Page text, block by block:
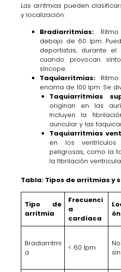
Las arritmias pueden
y localización:
Bradiarritmias:
debajo de 60 lpm.
deportistas, durante
cuando provocan
síncope.
Taquiarritmias:
encima de 100 lpm. Se
Taquiarritmias
originan en las
Incluyen la
auricular y las
Taquiarritmias
en los
peligrosas, como la
la fibrilación
Tabla: Tipos de arritmias y
Tipo de
arritmia
Frecuenci
a
cardíaca
ón
Bradiarritmi
a
< 60 lpm